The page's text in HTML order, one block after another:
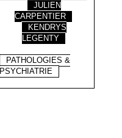
JULIEN
CARPENTIER
KENDRYS
LEGENTY
PATHOLOGIES &
PSYCHIATRIE